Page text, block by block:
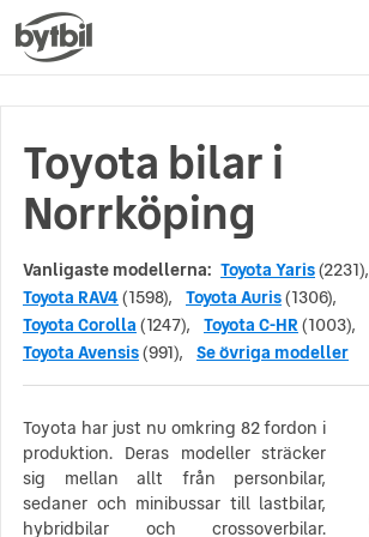
Toyota bilar i
Norrköping
Vanligaste modellerna: Toyota Yaris(2231),
Toyota RAV4 (1598), Toyota Auris(1306),
Toyota Corolla (1247), Toyota C-HR(1003),
Toyota Avensis(991), Se övriga modeller
Toyota har just nu omkring 82 fordon i
produktion. Deras modeller sträcker
sig mellan allt från personbilar,
sedaner och minibussar till lastbilar,
hybridbilar och crossoverbilar.